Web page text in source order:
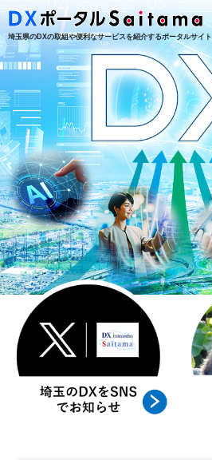
埼玉県のDXの取組や便利なサービスを紹介するポータルサイト